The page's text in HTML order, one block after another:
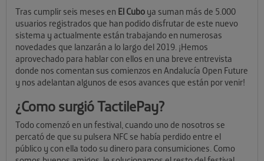
Tras cumplir seis meses en El Cubo ya suman más de 5.000
usuarios registrados que han podido disfrutar de este nuevo
sistema y actualmente están trabajando en numerosas
novedades que lanzarán a lo largo del 2019. ¡Hemos
aprovechado para hablar con ellos en una breve entrevista
donde nos comentan sus comienzos en Andalucía Open Future
y nos adelantan algunos de esos avances que están por venir!
¿Como surgió TactilePay?
Todo comenzó en un festival, cuando uno de nosotros se
percató de que su pulsera NFC se había perdido entre el
público y con ella todo su dinero para consumiciones. Como